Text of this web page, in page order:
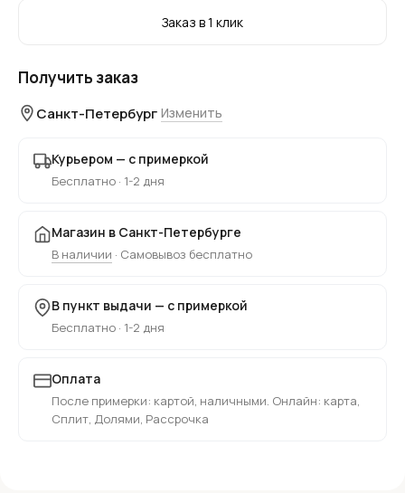
Заказ в 1 клик
Получить заказ
Санкт-Петербург Изменить
Курьером — с примеркой
Бесплатно · 1-2 дня
Магазин в Санкт-Петербурге
В наличии · Самовывоз бесплатно
В пункт выдачи — с примеркой
Бесплатно · 1-2 дня
Оплата
После примерки: картой, наличными. Онлайн: карта,
Сплит, Долями, Рассрочка